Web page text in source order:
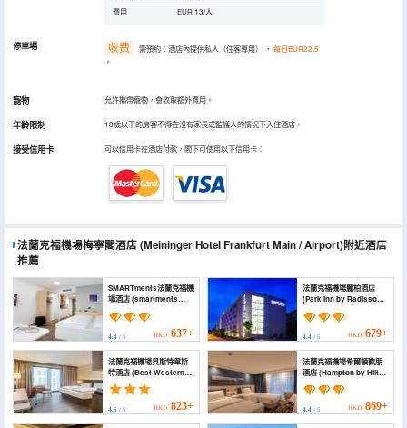
費用
EUR 13/人
停車場 收费 需預約：酒店內提供私人（住客專用） ， 每日EUR22.5
。
寵物 允許攜帶寵物，會收取額外費用。
年齡限制 18歲以下的房客不得在沒有家長或監護人的情況下入住酒店。
接受信用卡 可以信用卡在酒店付款，閣下可使用以下信用卡：
法蘭克福機場梅寧閣酒店(Meininger Hotel Frankfurt Main / Airport)附近酒店
推薦
SMARTments法蘭克福機
場酒店 (smartments
Frankfurt Airport)
4.4 / 5 HKD 637+
法蘭克福機場麗柏酒店
(Park Inn by Radisson
Frankfurt Airport)
4.4/ 5 HKD 679+
法蘭克福機場貝斯特韋斯
特酒店 (Best Western
Hotel Airport Frankfurt)
4.5 / 5 HKD 823+
法蘭克福機場希爾頓歡朋
酒店 (Hampton by Hilton
Frankfurt Airport)
4.4/ 5 HKD 869+